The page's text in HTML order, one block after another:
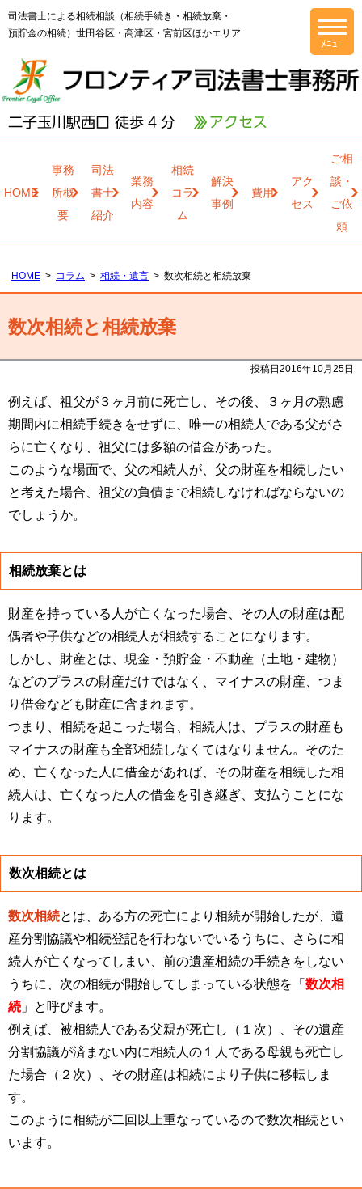
司法書士による相続相談（相続手続き・相続放棄・
預貯金の相続）世田谷区・高津区・宮前区ほかエリア
HOME
事務
所概
要
司法
書士
紹介
業務
内容
相続
コラ
ム
解決
事例
費用
アク
セス
ご相
談・
ご依
頼
HOME コラム 相続・遺言 数次相続と相続放棄
数次相続と相続放棄
投稿日2016年10月25日
例えば、祖父が３ヶ月前に死亡し、その後、３ヶ月の熟慮
期間内に相続手続きをせずに、唯一の相続人である父がさ
らに亡くなり、祖父には多額の借金があった。
このような場面で、父の相続人が、父の財産を相続したい
と考えた場合、祖父の負債まで相続しなければならないの
でしょうか。
相続放棄とは
財産を持っている人が亡くなった場合、その人の財産は配
偶者や子供などの相続人が相続することになります。
しかし、財産とは、現金・預貯金・不動産（土地・建物）
などのプラスの財産だけではなく、マイナスの財産、つま
り借金なども財産に含まれます。
つまり、相続を起こった場合、相続人は、プラスの財産も
マイナスの財産も全部相続しなくてはなりません。そのた
め、亡くなった人に借金があれば、その財産を相続した相
続人は、亡くなった人の借金を引き継ぎ、支払うことにな
ります。
数次相続とは
数次相続とは、ある方の死亡により相続が開始したが、遺
産分割協議や相続登記を行わないでいるうちに、さらに相
続人が亡くなってしまい、前の遺産相続の手続きをしない
うちに、次の相続が開始してしまっている状態を「 数次相
続 」と呼びます。
例えば、被相続人である父親が死亡し（１次）、その遺産
分割協議が済まない内に相続人の１人である母親も死亡し
た場合（２次）、その財産は相続により子供に移転しま
す。
このように相続が二回以上重なっているので数次相続とい
います。